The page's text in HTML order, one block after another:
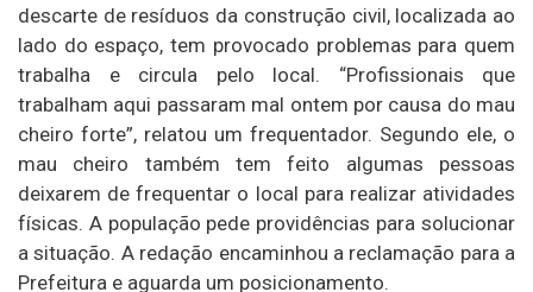
descarte de resíduos da construção civil, localizada ao
lado do espaço, tem provocado problemas para quem
trabalha e circula pelo local. “Profissionais que
trabalham aqui passaram mal ontem por causa do mau
cheiro forte”, relatou um frequentador. Segundo ele, o
mau cheiro também tem feito algumas pessoas
deixarem de frequentar o local para realizar atividades
físicas. A população pede providências para solucionar
a situação. A redação encaminhou a reclamação para a
Prefeitura e aguarda um posicionamento.